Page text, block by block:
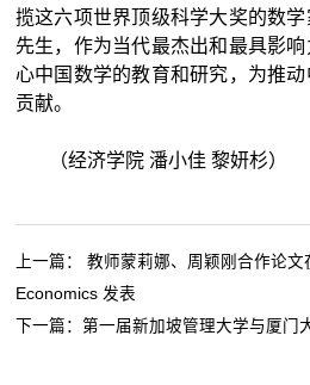
揽这六项世界顶级科学大奖的数
先生，作为当代最杰出和最具影
心中国数学的教育和研究，为推
贡献。
（经济学院 潘小佳 黎妍杉）
上一篇： 教师蒙莉娜、周颖刚合作论
Economics 发表
下一篇： 第一届新加坡管理大学与厦门